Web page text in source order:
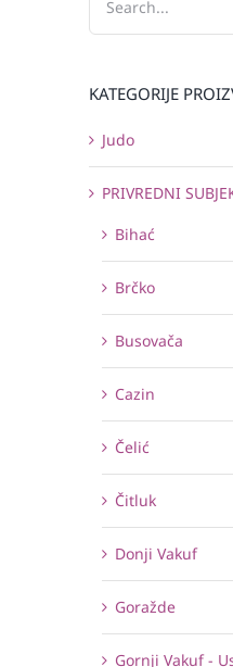
KATEGORIJE
Judo
PRIVREDNI
Bihać
Brčko
Busovača
Cazin
Čelić
Čitluk
Donji Vakuf
Goražde
Gornji Vakuf -